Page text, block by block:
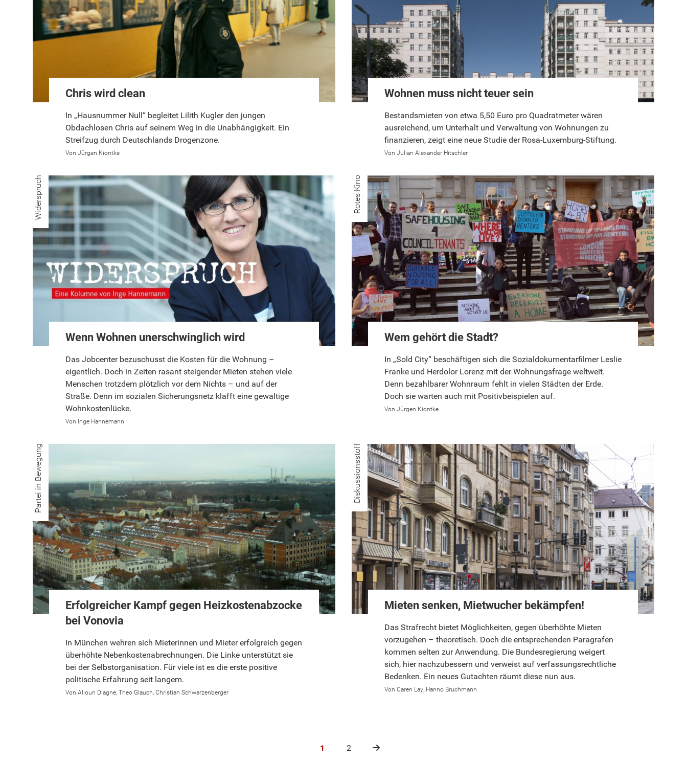
Chris wird clean
In „Hausnummer Null“ begleitet Lilith Kugler den jungen
Obdachlosen Chris auf seinem Weg in die Unabhängigkeit. Ein
Streifzug durch Deutschlands Drogenzone.
Jürgen Kiontke
Wohnen muss nicht teuer sein
Bestandsmieten von etwa 5,50 Euro pro Quadratmeter wären
ausreichend, um Unterhalt und Verwaltung von Wohnungen zu
finanzieren, zeigt eine neue Studie der Rosa-Luxemburg-Stiftung.
Julian Alexander Hitschler
Widerspruch
Wenn Wohnen unerschwinglich wird
Das Jobcenter bezuschusst die Kosten für die Wohnung –
eigentlich. Doch in Zeiten rasant steigender Mieten stehen viele
Menschen trotzdem plötzlich vor dem Nichts – und auf der
Straße. Denn im sozialen Sicherungsnetz klafft eine gewaltige
Wohnkostenlücke.
Inge Hannemann
Rotes Kino
Wem gehört die Stadt?
In „Sold City“ beschäftigen sich die Sozialdokumentarfilmer Leslie
Franke und Herdolor Lorenz mit der Wohnungsfrage weltweit.
Denn bezahlbarer Wohnraum fehlt in vielen Städten der Erde.
Doch sie warten auch mit Positivbeispielen auf.
Jürgen Kiontke
Partei in Bewegung
Erfolgreicher Kampf gegen Heizkostenabzocke
bei Vonovia
In München wehren sich Mieterinnen und Mieter erfolgreich gegen
überhöhte Nebenkostenabrechnungen. Die Linke unterstützt sie
bei der Selbstorganisation. Für viele ist es die erste positive
politische Erfahrung seit langem.
Alioun Diagne Theo Glauch Christian Schwarzenberger
Diskussionsstoff
Mieten senken, Mietwucher bekämpfen!
Das Strafrecht bietet Möglichkeiten, gegen überhöhte Mieten
vorzugehen – theoretisch. Doch die entsprechenden Paragrafen
kommen selten zur Anwendung. Die Bundesregierung weigert
sich, hier nachzubessern und verweist auf verfassungsrechtliche
Bedenken. Ein neues Gutachten räumt diese nun aus.
Caren Lay Hanno Bruchmann
1 2